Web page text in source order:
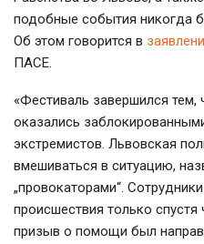
подобные события никогда
Об этом говорится в
ПАСЕ.
«Фестиваль завершился тем,
оказались
экстремистов. Львовская
вмешиваться в ситуацию,
„провокаторами“.
происшествия только
призыв о помощи был